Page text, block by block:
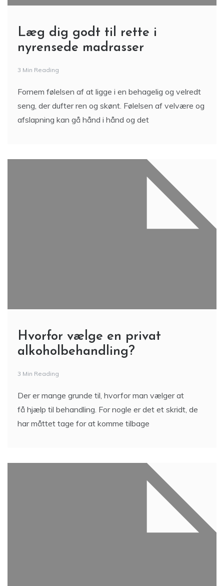
Læg dig godt til rette i
nyrensede madrasser
3 Min Reading
Fornem følelsen af at ligge i en behagelig og velredt
seng, der dufter ren og skønt. Følelsen af velvære og
afslapning kan gå hånd i hånd og det
Hvorfor vælge en privat
alkoholbehandling?
3 Min Reading
Der er mange grunde til, hvorfor man vælger at
få hjælp til behandling. For nogle er det et skridt, de
har måttet tage for at komme tilbage